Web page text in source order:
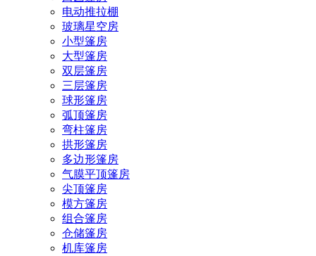
电动推拉棚
玻璃星空房
小型篷房
大型篷房
双层篷房
三层篷房
球形篷房
弧顶篷房
弯柱篷房
拱形篷房
多边形篷房
气膜平顶篷房
尖顶篷房
模方篷房
组合篷房
仓储篷房
机库篷房